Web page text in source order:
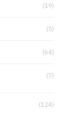
(19)
(5)
(64)
(7)
(124)